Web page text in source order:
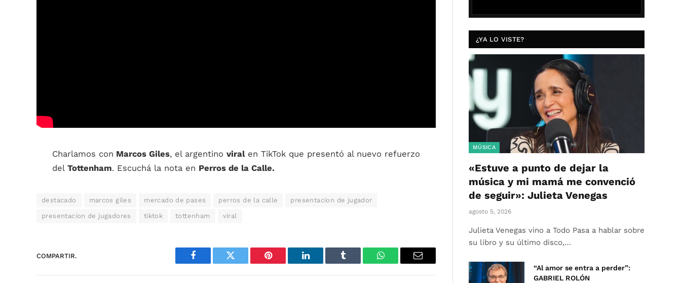
Charlamos con Marcos Giles, el argentino viralen TikTok que presentó al nuevo refuerzo
del Tottenham. Escuchá la nota en Perros de la Calle.
destacado marcos giles mercado de pases perros de la calle presentacion de jugador
presentacion de jugadores tiktok tottenham viral
COMPARTIR.
Facebook Twitter Pinterest LinkedIn Tumblr WhatsAppEmail
¿YA LO VISTE?
MÚSICA
«Estuve a punto de dejar la
música y mi mamá me convenció
de seguir»: Julieta Venegas
agosto 5, 2026
Julieta Venegas vino a Todo Pasa a hablar sobre
su libro y su último disco,…
“Al amor se entra a perder”:
GABRIEL ROLÓN